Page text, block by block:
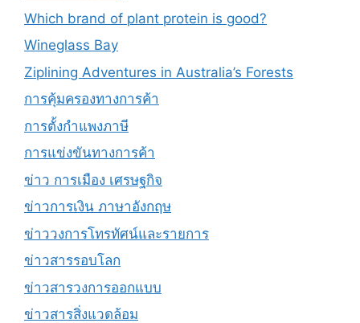
Which brand of plant protein is good?
Wineglass Bay
Ziplining Adventures in Australia’s Forests
การคุ้มครองทางการค้า
การตั้งกำแพงภาษี
การแข่งขันทางการค้า
ข่าว การเมือง เศรษฐกิจ
ข่าวการเงิน ภาษาอังกฤษ
ข่าววงการโทรทัศน์และรายการ
ข่าวสารรอบโลก
ข่าวสารวงการออกแบบ
ข่าวสารสิ่งแวดล้อม